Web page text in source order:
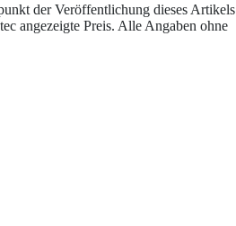
der Veröffentlichung dieses Artikels
angezeigte Preis. Alle Angaben ohne